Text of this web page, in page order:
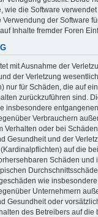
wie die Software
der Software
Inhalte fremder Foren
mit Ausnahme der
der Verletzung
nur für Schäden, die auf
zurückzuführen sind.
insbesondere entgangenen
Verbrauchern
Verhalten oder bei
Gesundheit und der
auf die
Schäden und
wie
Unternehmern
Gesundheit oder
des Betreibers auf die